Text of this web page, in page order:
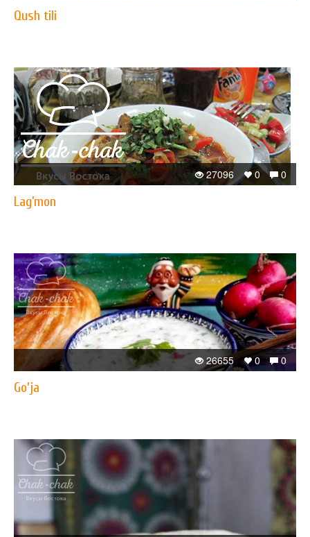
Qush tili
0
0
27096
Lag’mon
0
0
26655
Go'ja